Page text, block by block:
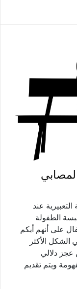
لمصابي
عند
الطفولة
على أنهم أبكم
الأكثر
عجز دلالي
ويتم تقديم